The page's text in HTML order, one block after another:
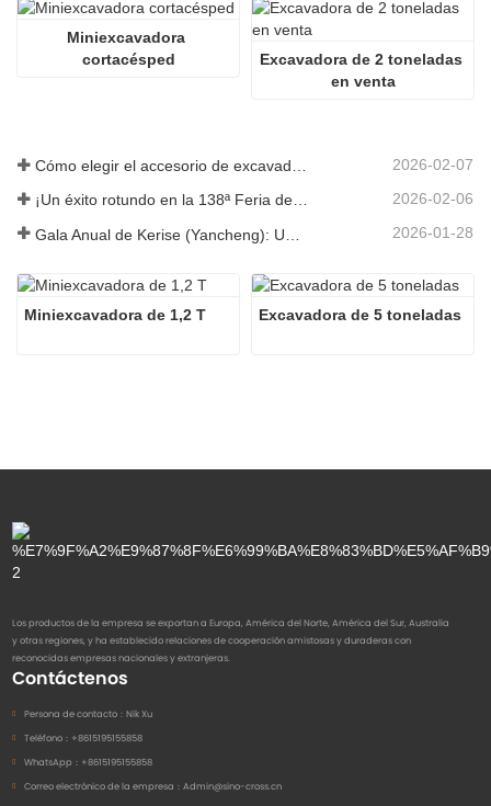
Miniexcavadora
cortacésped
Excavadora de 2 toneladas
en venta
2026-02-07
¡Un éxito rotundo en la 138ª Feria de Cantón! 2026-02-06
2026-01-28
Miniexcavadora de 1,2 T Excavadora de 5 toneladas
Los productos de la empresa se exportan a Europa, América del Norte, América del Sur, Australia
y otras regiones, y ha establecido relaciones de cooperación amistosas y duraderas con
reconocidas empresas nacionales y extranjeras.
Contáctenos
Persona de contacto： Nik Xu
Teléfono： +8615195155858
WhatsApp： +8615195155858
Correo electrónico de la empresa： Admin@sino-cross.cn